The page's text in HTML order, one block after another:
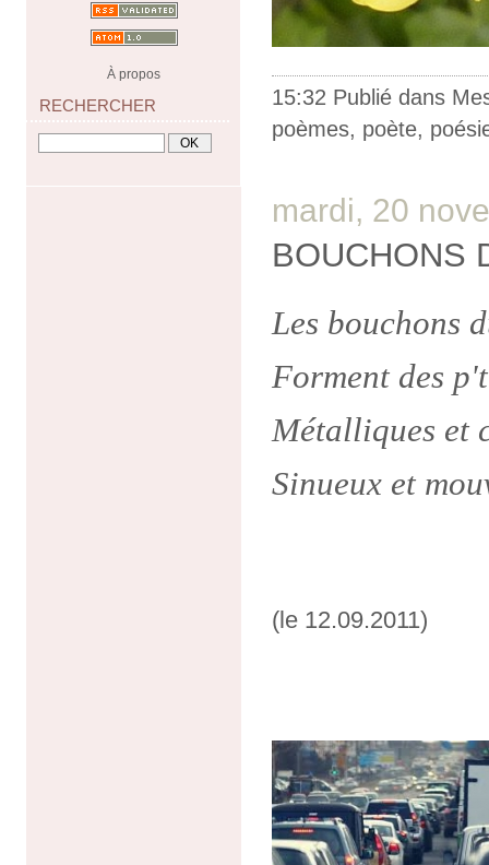
À propos
RECHERCHER 15:32 Publié dans
poèmes, poète,
mardi, 20
BOUCHONS
Les bouchons
Forment des
Métalliques et
Sinueux et
(le 12.09.2011)